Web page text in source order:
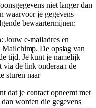
niet langer dan
waarvoor je gegevens
bewaartermijnen:
Jouw e-mailadres en
Mailchimp. De opslag van
tijd. Je kunt je namelijk
via de link onderaan de
sturen naar
dat je contact opneemt met
worden die gegevens